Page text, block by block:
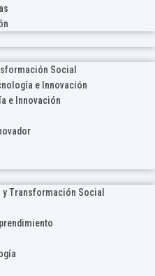
Social
e Innovación
e Innovación
Transformación Social